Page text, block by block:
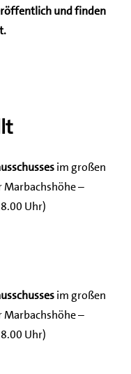
und finden
im großen
–
Uhr)
im großen
–
Uhr)